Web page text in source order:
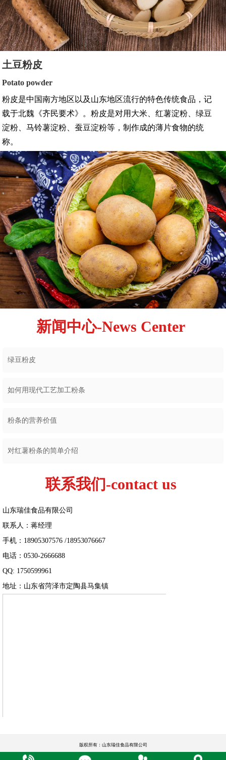
土豆粉皮
Potato powder
粉皮是中国南方地区以及山东地区流行的特色传统食品，记
载于北魏《齐民要术》。粉皮是对用大米、红薯淀粉、绿豆
淀粉、马铃薯淀粉、蚕豆淀粉等，制作成的薄片食物的统
称。
新闻中心-News Center
绿豆粉皮
如何用现代工艺加工粉条
粉条的营养价值
对红薯粉条的简单介绍
联系我们-contact us
山东瑞佳食品有限公司
联系人：蒋经理
手机：18905307576 /18953076667
电话：0530-2666688
QQ: 1750599961
地址：山东省菏泽市定陶县马集镇
版权所有：山东瑞佳食品有限公司